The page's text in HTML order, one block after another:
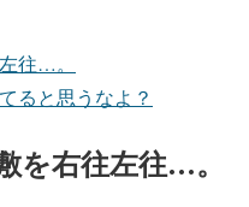
往…。
ると思うなよ？
を右往左往…。